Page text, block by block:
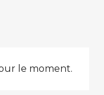
le moment.